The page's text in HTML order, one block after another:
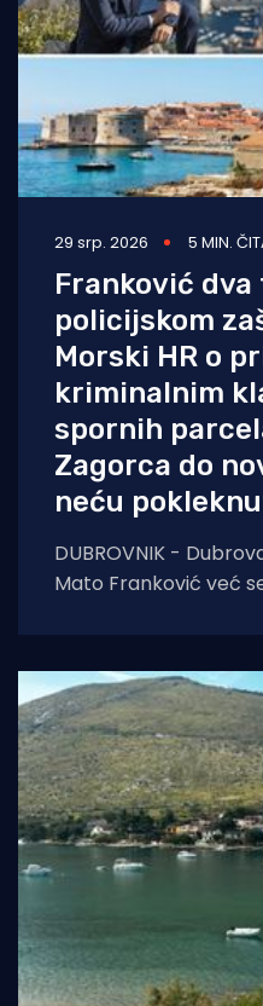
29 srp. 2026 5 MIN.
Franković dva
policijskom
Morski HR o
kriminalnim
spornih
Zagorca do
neću
DUBROVNIK -
Mato Franković već